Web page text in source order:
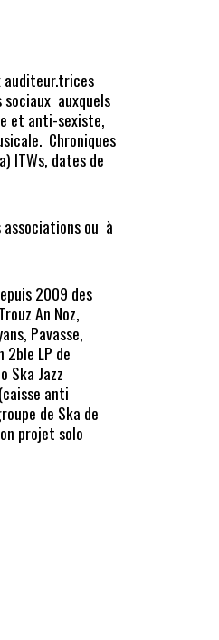
auditeur.trices
sociaux auxquels
et anti-sexiste,
Chroniques
ITWs, dates de
associations ou à
2009 des
An Noz,
Pavasse,
2ble LP de
Ska Jazz
anti
de Ska de
projet solo